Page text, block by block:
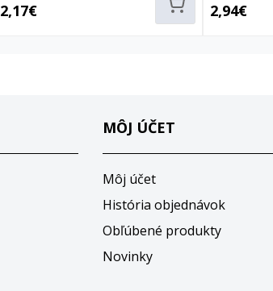
2,17€ 2,94€
MÔJ ÚČET
Môj účet
História objednávok
Obľúbené produkty
Novinky